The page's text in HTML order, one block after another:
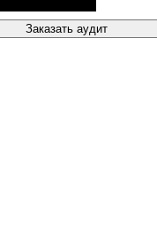
Заказать аудит